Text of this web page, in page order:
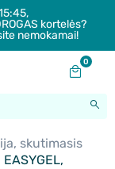
kortelės?
nemokamai!
0
skutimasis
EASYGEL,